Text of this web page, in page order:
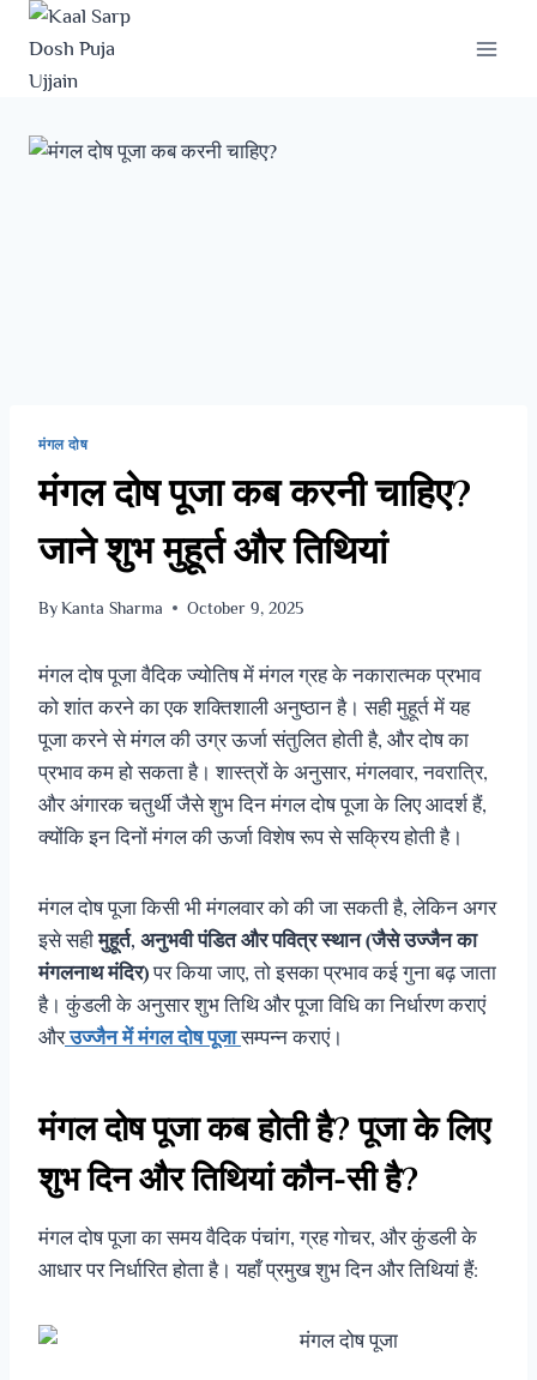
मंगल दोष
मंगल दोष पूजा कब करनी चाहिए?
जाने शुभ मुहूर्त और तिथियां
By Kanta Sharma October 9, 2025
मंगल दोष पूजा वैदिक ज्योतिष में मंगल ग्रह के नकारात्मक प्रभाव
को शांत करने का एक शक्तिशाली अनुष्ठान है। सही मुहूर्त में यह
पूजा करने से मंगल की उग्र ऊर्जा संतुलित होती है, और दोष का
प्रभाव कम हो सकता है। शास्त्रों के अनुसार, मंगलवार, नवरात्रि,
और अंगारक चतुर्थी जैसे शुभ दिन मंगल दोष पूजा के लिए आदर्श हैं,
क्योंकि इन दिनों मंगल की ऊर्जा विशेष रूप से सक्रिय होती है।
मंगल दोष पूजा किसी भी मंगलवार को की जा सकती है, लेकिन अगर
इसे सहीमुहूर्त, अनुभवी पंडित और पवित्र स्थान (जैसे उज्जैन का
मंगलनाथ मंदिर)पर किया जाए, तो इसका प्रभाव कई गुना बढ़ जाता
है। कुंडली के अनुसार शुभ तिथि और पूजा विधि का निर्धारण कराएं
औरउज्जैन में मंगल दोष पूजासम्पन्न कराएं।
मंगल दोष पूजा कब होती है? पूजा के लिए
शुभ दिन और तिथियां कौन-सी है?
मंगल दोष पूजा का समय वैदिक पंचांग, ग्रह गोचर, और कुंडली के
आधार पर निर्धारित होता है। यहाँ प्रमुख शुभ दिन और तिथियां हैं: